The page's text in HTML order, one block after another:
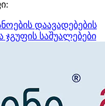
დაავადებების
საშუალებები